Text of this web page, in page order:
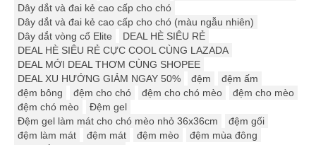
Dây dắt và đai kẻ cao cấp cho chó
Dây dắt và đai kẻ cao cấp cho chó (màu ngẫu nhiên)
Dây dắt vòng cổ Elite
DEAL HÈ SIÊU RẺ
DEAL HÈ SIÊU RẺ CỰC COOL CÙNG LAZADA
DEAL MỚI DEAL THƠM CÙNG SHOPEE
DEAL XU HƯỚNG GIẢM NGAY 50%
đệm
đệm ấm
đệm bông
đệm cho chó đệm cho chó mèo
đệm cho mèo
đệm chó mèo
Đệm gel
Đệm gel làm mát cho chó mèo nhỏ 36x36cm
đệm gối
đệm làm mát
đệm mát đệm mèo
đệm mùa đông